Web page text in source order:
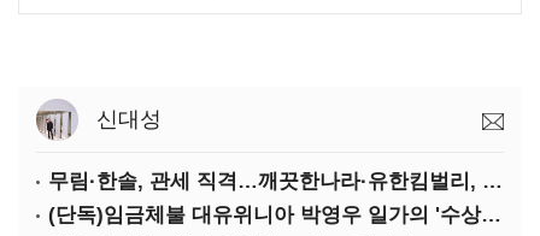
신대성
무림·한솔, 관세 직격…깨끗한나라·유한킴벌리, 수익성 악화
(단독)임금체불 대유위니아 박영우 일가의 '수상한 별장'